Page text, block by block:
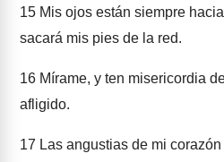
15 Mis ojos están siempre
sacará mis pies de la red.
16 Mírame, y ten misericordia
afligido.
17 Las angustias de mi